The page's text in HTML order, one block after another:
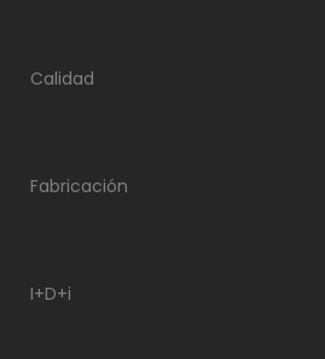
Calidad
Fabricación
I+D+i